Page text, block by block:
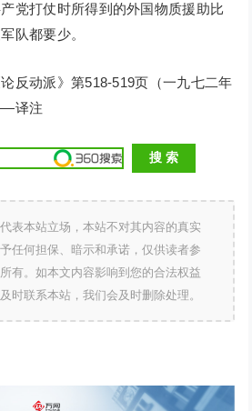
党打仗时所得到的外国物质援助比
队都要少。
动派》第518-519页（一九七二年
译注
表本站立场，本站不对其内容的真实
任何担保、暗示和承诺，仅供读者参
有。如本文内容影响到您的合法权益
时联系本站，我们会及时删除处理。